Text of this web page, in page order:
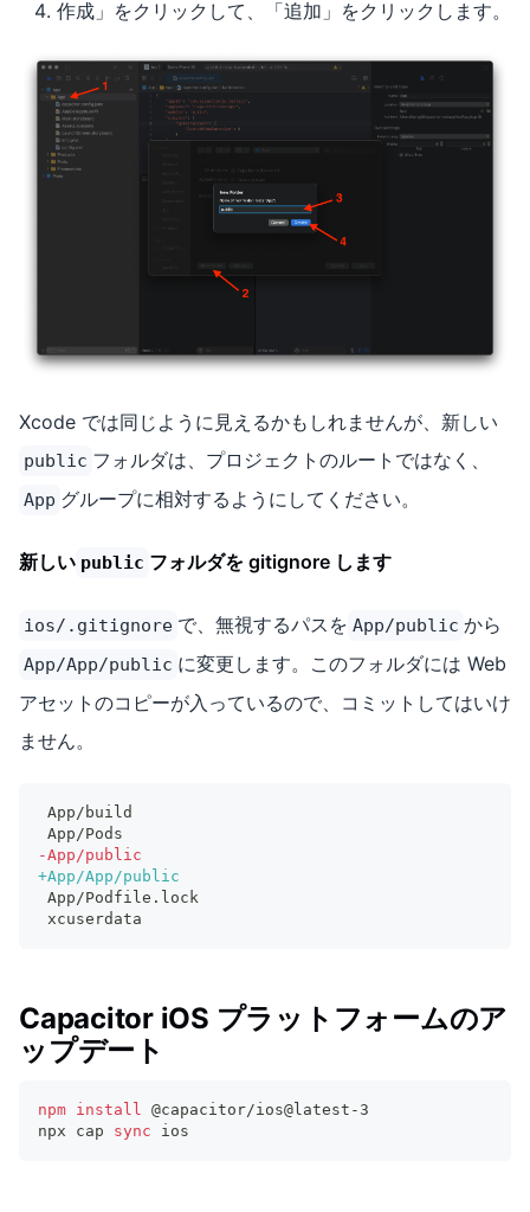
作成」をクリックして、「追加」をクリックします。
Xcode では同じように見えるかもしれませんが、新しい
public フォルダは、プロジェクトのルートではなく、
App グループに相対するようにしてください。
新しい public フォルダを gitignore します
ios/.gitignore で、無視するパスを App/public から
App/App/public に変更します。このフォルダには Web
アセットのコピーが入っているので、コミットしてはいけ
ません。
App/build
App/Pods
-App/public
+App/App/public
App/Podfile.lock
xcuserdata
Capacitor iOS プラットフォームのア
ップデート
npm install @capacitor/ios@latest-3
npx cap sync ios